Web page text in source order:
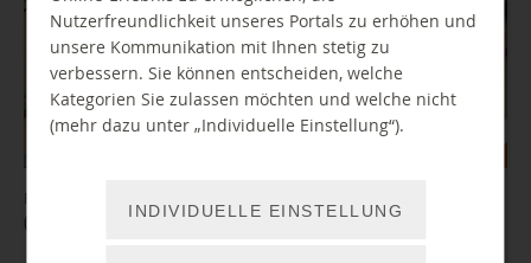
Ferienangebot: Kurze Stop-Motion Filme am Tablet erstellen
(Eltern/Großeltern - Kind Angebot)
Nutzerfreundlichkeit unseres Portals zu erhöhen und
unsere Kommunikation mit Ihnen stetig zu
verbessern. Sie können entscheiden, welche
Kategorien Sie zulassen möchten und welche nicht
(mehr dazu unter „Individuelle Einstellung“).
INDIVIDUELLE EINSTELLUNG